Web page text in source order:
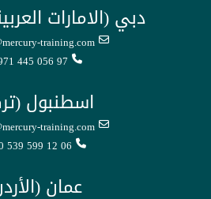
دبي (الامارات
training.com
445 056 97
اسطنبول
training.com
539 599 12 06
عمان